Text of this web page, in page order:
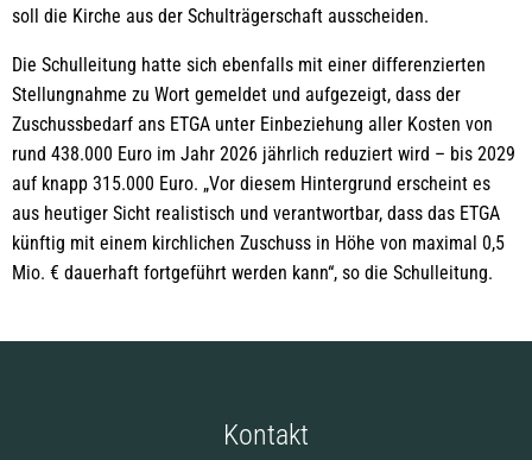
soll die Kirche aus der Schulträgerschaft ausscheiden.
Die Schulleitung hatte sich ebenfalls mit einer differenzierten
Stellungnahme zu Wort gemeldet und aufgezeigt, dass der
Zuschussbedarf ans ETGA unter Einbeziehung aller Kosten von
rund 438.000 Euro im Jahr 2026 jährlich reduziert wird – bis 2029
auf knapp 315.000 Euro. „Vor diesem Hintergrund erscheint es
aus heutiger Sicht realistisch und verantwortbar, dass das ETGA
künftig mit einem kirchlichen Zuschuss in Höhe von maximal 0,5
Mio. € dauerhaft fortgeführt werden kann“, so die Schulleitung.
Kontakt